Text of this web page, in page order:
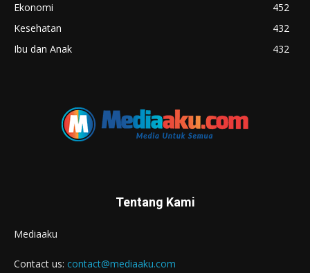
Ekonomi
452
Kesehatan
432
Ibu dan Anak
432
Tentang Kami
Mediaaku
Contact us: contact@mediaaku.com